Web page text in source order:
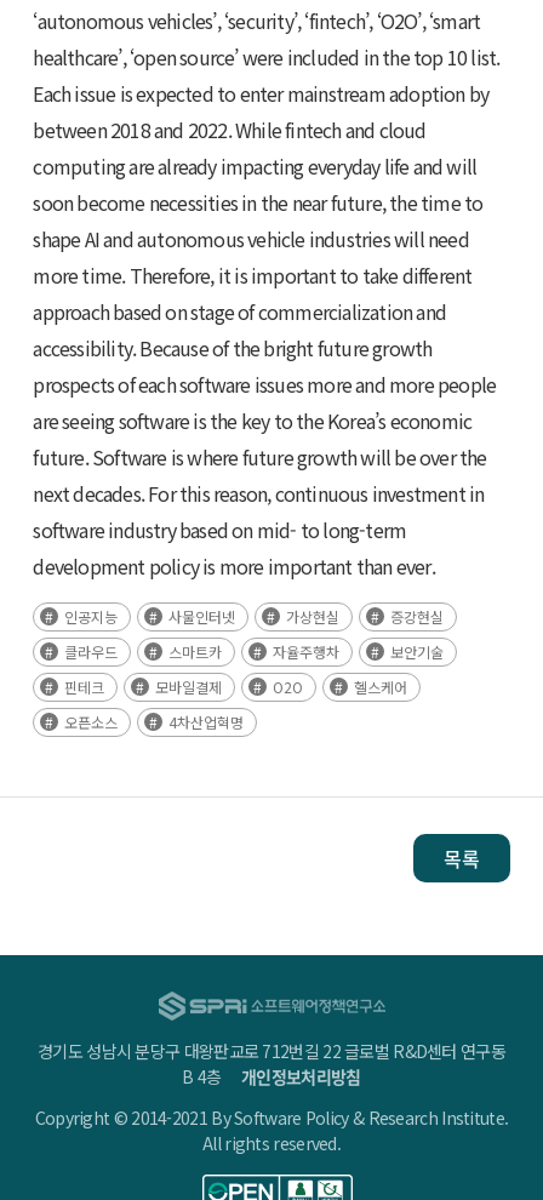
‘autonomous vehicles’, ‘security’, ‘fintech’, ‘O2O’, ‘smart
healthcare’, ‘open source’ were included in the top 10 list.
Each issue is expected to enter mainstream adoption by
between 2018 and 2022. While fintech and cloud
computing are already impacting everyday life and will
soon become necessities in the near future, the time to
shape AI and autonomous vehicle industries will need
more time. Therefore, it is important to take different
approach based on stage of commercialization and
accessibility. Because of the bright future growth
prospects of each software issues more and more people
are seeing software is the key to the Korea’s economic
future. Software is where future growth will be over the
next decades. For this reason, continuous investment in
software industry based on mid- to long-term
development policy is more important than ever.
인공지능 사물인터넷 가상현실
증강현실
클라우드
스마트카 자율주행차
보안기술
핀테크
모바일결제 O2O
헬스케어
오픈소스
4차산업혁명
목록
경기도 성남시 분당구 대왕판교로 712번길 22 글로벌 R&D센터 연구동
B 4층개인정보처리방침
Copyright © 2014-2021 By Software Policy & Research Institute.
All rights reserved.